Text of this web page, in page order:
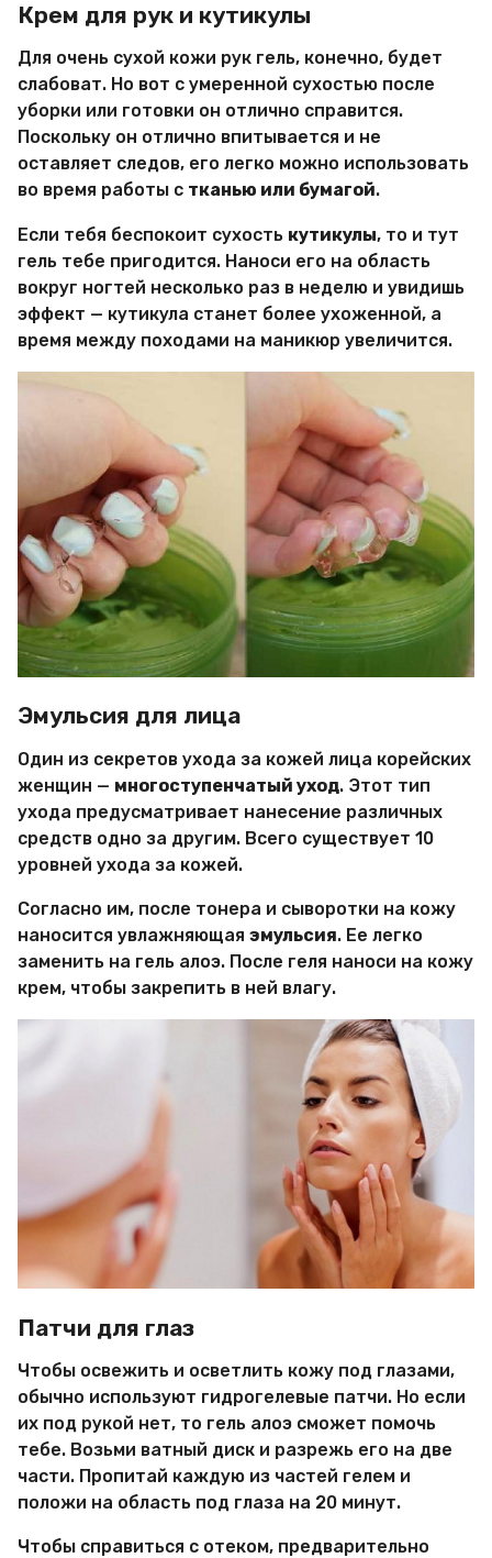
Крем для рук и кутикулы
Для очень сухой кожи рук гель, конечно, будет
слабоват. Но вот с умеренной сухостью после
уборки или готовки он отлично справится.
Поскольку он отлично впитывается и не
оставляет следов, его легко можно использовать
во время работы с тканью или бумагой.
Если тебя беспокоит сухость кутикулы, то и тут
гель тебе пригодится. Наноси его на область
вокруг ногтей несколько раз в неделю и увидишь
эффект — кутикула станет более ухоженной, а
время между походами на маникюр увеличится.
Эмульсия для лица
Один из секретов ухода за кожей лица корейских
женщин — многоступенчатый уход. Этот тип
ухода предусматривает нанесение различных
средств одно за другим. Всего существует 10
уровней ухода за кожей.
Согласно им, после тонера и сыворотки на кожу
наносится увлажняющая эмульсия. Ее легко
заменить на гель алоэ. После геля наноси на кожу
крем, чтобы закрепить в ней влагу.
Патчи для глаз
Чтобы освежить и осветлить кожу под глазами,
обычно используют гидрогелевые патчи. Но если
их под рукой нет, то гель алоэ сможет помочь
тебе. Возьми ватный диск и разрежь его на две
части. Пропитай каждую из частей гелем и
положи на область под глаза на 20 минут.
Чтобы справиться с отеком, предварительно